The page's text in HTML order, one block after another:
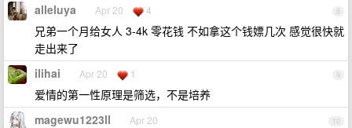
8
alleluya Apr 20 4
兄弟一个月给女人 3-4k 零花钱 不如拿这个钱嫖几次 感觉很快就
走出来了
9
ilihai Apr 20 1
爱情的第一性原理是筛选，不是培养
10
magewu1223ll Apr 20